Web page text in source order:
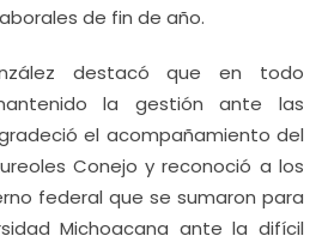
de fin de año.
destacó que en todo
la gestión ante las
el acompañamiento del
Conejo y reconoció a los
federal que se sumaron para
Michoacana ante la difícil